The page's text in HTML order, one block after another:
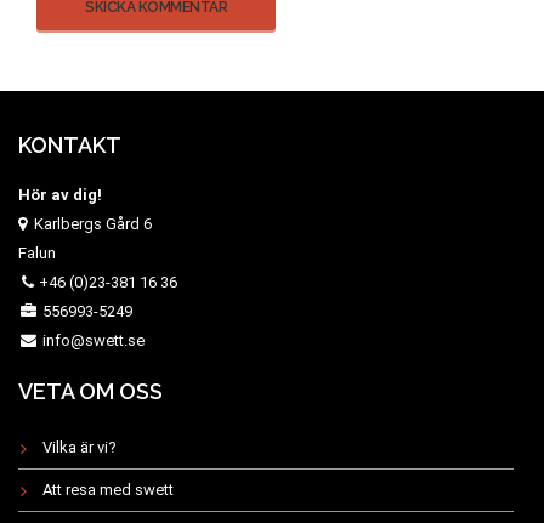
KONTAKT
Hör av dig!
Karlbergs Gård 6
Falun
+46 (0)23-381 16 36
556993-5249
info@swett.se
VETA OM OSS
Vilka är vi?
Att resa med swett